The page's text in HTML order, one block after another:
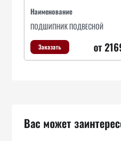
Наименование
ПОДШИПНИК ПОДВЕСНОЙ
Заказать от
Вас может